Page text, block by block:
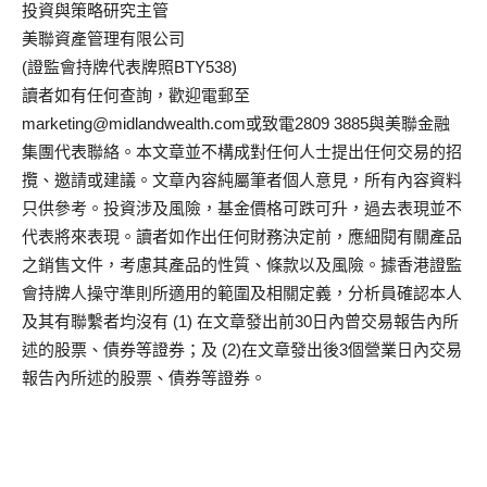
投資與策略研究主管
美聯資產管理有限公司
(證監會持牌代表牌照BTY538)
讀者如有任何查詢，歡迎電郵至
marketing@midlandwealth.com或致電2809 3885與美聯金融
集團代表聯絡。本文章並不構成對任何人士提出任何交易的招
攬、邀請或建議。文章內容純屬筆者個人意見，所有內容資料
只供參考。投資涉及風險，基金價格可跌可升，過去表現並不
代表將來表現。讀者如作出任何財務決定前，應細閱有關產品
之銷售文件，考慮其產品的性質、條款以及風險。據香港證監
會持牌人操守準則所適用的範圍及相關定義，分析員確認本人
及其有聯繫者均沒有 (1) 在文章發出前30日內曾交易報告內所
述的股票、債券等證券；及 (2)在文章發出後3個營業日內交易
報告內所述的股票、債券等證券。